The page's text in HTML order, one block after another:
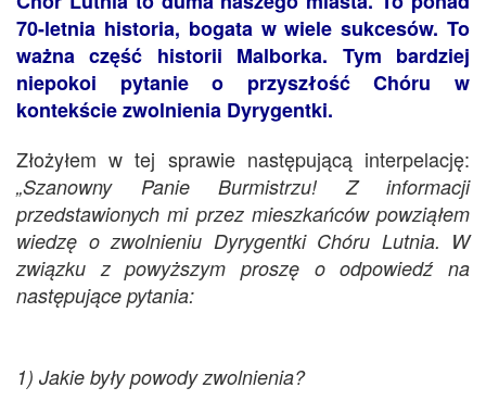
70-letnia historia, bogata w wiele sukcesów. To
ważna część historii Malborka. Tym bardziej
niepokoi pytanie o przyszłość Chóru w
kontekście zwolnienia Dyrygentki.
Złożyłem w tej sprawie następującą interpelację:
„Szanowny Panie Burmistrzu! Z informacji
przedstawionych mi przez mieszkańców powziąłem
wiedzę o zwolnieniu Dyrygentki Chóru Lutnia. W
związku z powyższym proszę o odpowiedź na
następujące pytania:
1) Jakie były powody zwolnienia?